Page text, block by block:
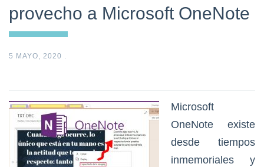
provecho a Microsoft OneNote
5 MAYO, 2020 .
Microsoft
OneNote existe
desde tiempos
inmemoriales y